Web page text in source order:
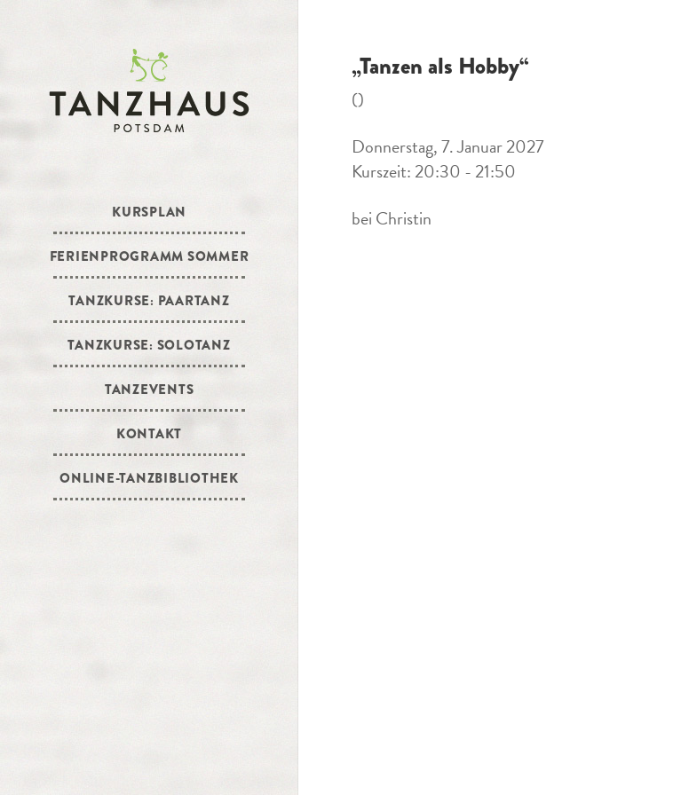
KURSPLAN
FERIENPROGRAMM SOMMER
TANZKURSE: PAARTANZ
TANZKURSE: SOLOTANZ
TANZEVENTS
KONTAKT
ONLINE-TANZBIBLIOTHEK
„Tanzen als Hobby“
()
Donnerstag, 7. Januar 2027
Kurszeit: 20:30 - 21:50
bei Christin